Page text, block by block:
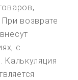
возврате
с
Калькуляция